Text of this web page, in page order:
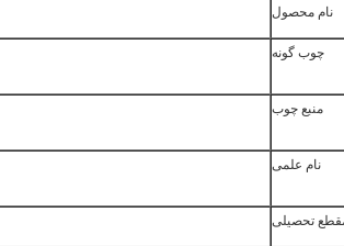
نام محصول
چوب گونه
منبع چوب
نام علمی
تحصیلی